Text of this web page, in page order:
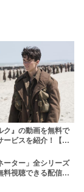
ク』の動画を無料で
ービスを紹介！【吹
ーター」全シリーズ
料視聴できる配信サ